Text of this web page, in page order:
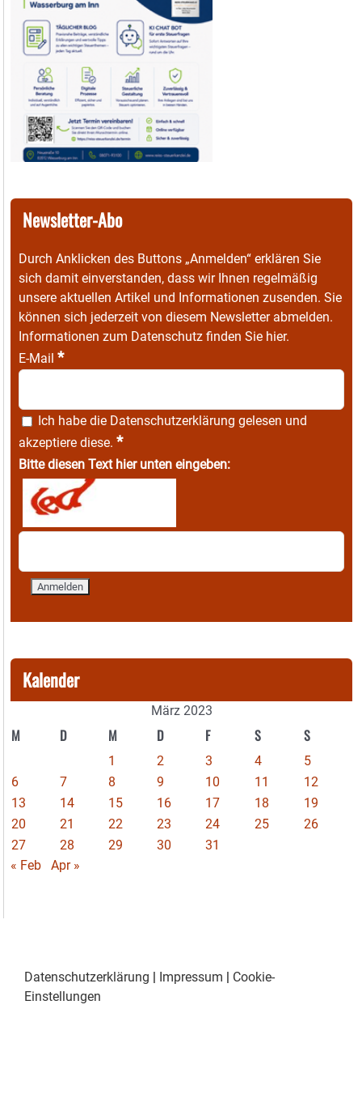
Newsletter-Abo
Durch Anklicken des Buttons „Anmelden“ erklären Sie
sich damit einverstanden, dass wir Ihnen regelmäßig
unsere aktuellen Artikel und Informationen zusenden. Sie
können sich jederzeit von diesem Newsletter abmelden.
Informationen zum Datenschutz finden Sie hier.
E-Mail *
Ich habe die Datenschutzerklärung gelesen und
akzeptiere diese. *
Bitte diesen Text hier unten eingeben:
Kalender
März 2023
M D M D F S S
1 2 3 4
5
6
7 8 9 10 11
12
13
14 15 16 17 18
19
20
21 22 23 24 25
26
27
28 29 30
31
« Feb
Apr »
Datenschutzerklärung | Impressum | Cookie-
Einstellungen